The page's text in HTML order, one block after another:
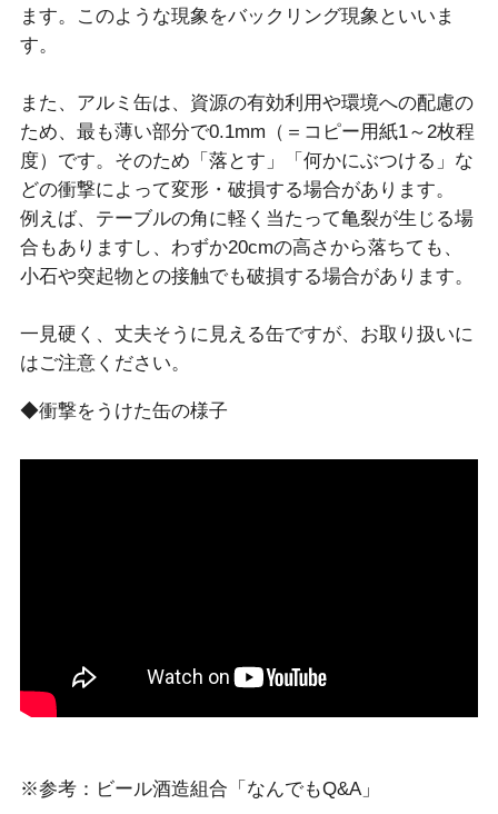
ます。このような現象をバックリング現象といいま
す。
また、アルミ缶は、資源の有効利用や環境への配慮の
ため、最も薄い部分で0.1mm（＝コピー用紙1～2枚程
度）です。そのため「落とす」「何かにぶつける」な
どの衝撃によって変形・破損する場合があります。
例えば、テーブルの角に軽く当たって亀裂が生じる場
合もありますし、わずか20cmの高さから落ちても、
小石や突起物との接触でも破損する場合があります。
一見硬く、丈夫そうに見える缶ですが、お取り扱いに
はご注意ください。
◆衝撃をうけた缶の様子
※参考：ビール酒造組合「なんでもQ&A」